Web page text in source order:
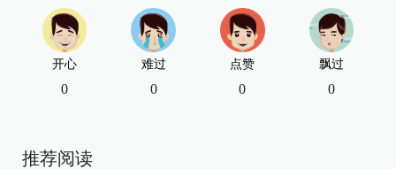
开心
0
难过
0
点赞
0
飘过
0
推荐阅读